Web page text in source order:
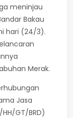
meninjau
Bakau
hari (24/3).
Merak.
Jasa
GT/BRD)